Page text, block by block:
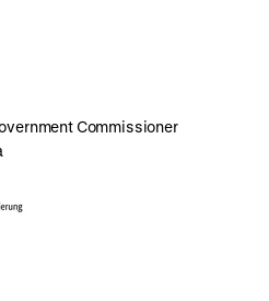
Commissioner